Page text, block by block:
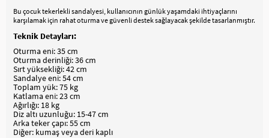
Bu çocuk tekerlekli sandalyesi, kullanıcının günlük yaşamdaki ihtiyaçlarını
karşılamak için rahat oturma ve güvenli destek sağlayacak şekilde tasarlanmıştır.
Teknik Detayları:
Oturma eni: 35 cm
Oturma derinliği: 36 cm
Sırt yüksekliği: 42 cm
Sandalye eni: 54 cm
Toplam yük: 75 kg
Katlama eni: 23 cm
Ağırlığı: 18 kg
Diz altı uzunluğu: 15-47 cm
Arka teker çapı: 55 cm
Diğer: kumaş veya deri kaplı